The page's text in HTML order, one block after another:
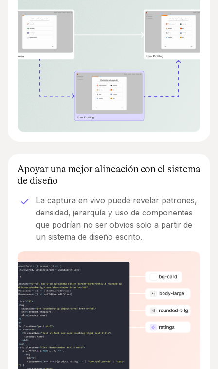
Apoyar una mejor alineación con el sistema
de diseño
La captura en vivo puede revelar patrones,
densidad, jerarquía y uso de componentes
que podrían no ser obvios solo a partir de
un sistema de diseño escrito.